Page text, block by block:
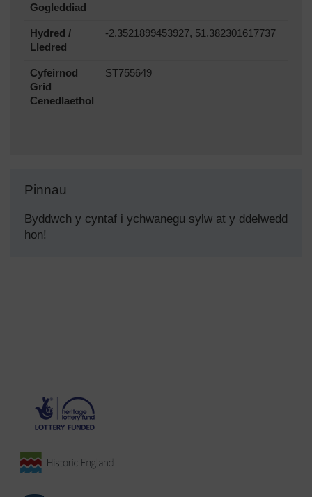
Gogleddiad
Hydred /
Lledred
-2.3521899453927, 51.382301617737
Cyfeirnod
Grid
Cenedlaethol
ST755649
Pinnau
Byddwch y cyntaf i ychwanegu sylw at y ddelwedd
hon!